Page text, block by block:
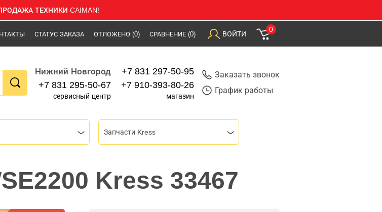
ТЕХНИКИ CAIMAN!
СТАТУС ЗАКАЗА ОТЛОЖЕНО (0) СРАВНЕНИЕ (0) ВОЙТИ
0
Нижний Новгород
+7 831 295-50-67
сервисный центр
+7 831 297-50-95
+7 910-393-80-26
магазин
Заказать звонок
График работы
Запчасти Kress
Kress 33467